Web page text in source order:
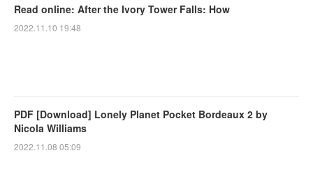
Read online: After the Ivory Tower Falls: How
2022.11.10 19:48
PDF [Download] Lonely Planet Pocket Bordeaux 2 by
Nicola Williams
2022.11.08 05:09